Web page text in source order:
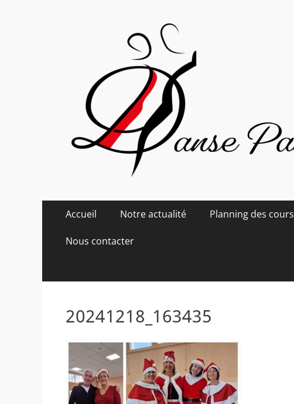
Danse Passion
Menu
contenu
Accueil Notre actualité Planning des cours
Nous contacter
20241218_163435